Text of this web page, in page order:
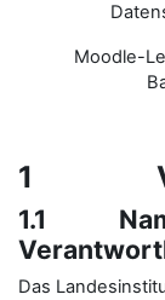
Moodle-
1
1.1
Das